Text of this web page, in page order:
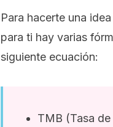
Para hacerte una
para ti hay varias
siguiente ecuación:
TMB (Tasa